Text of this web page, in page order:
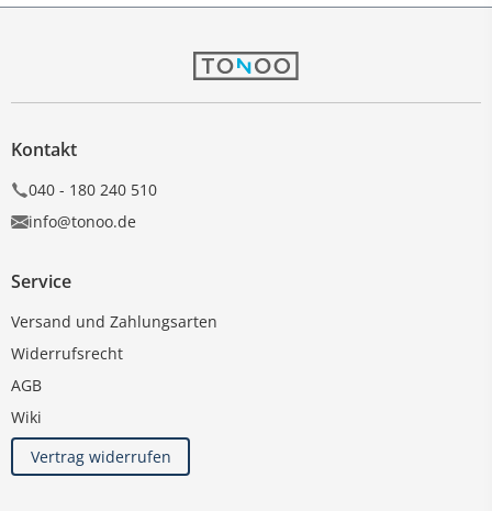
Kontakt
040 - 180 240 510
info@tonoo.de
Service
Versand und Zahlungsarten
Widerrufsrecht
AGB
Wiki
Vertrag widerrufen